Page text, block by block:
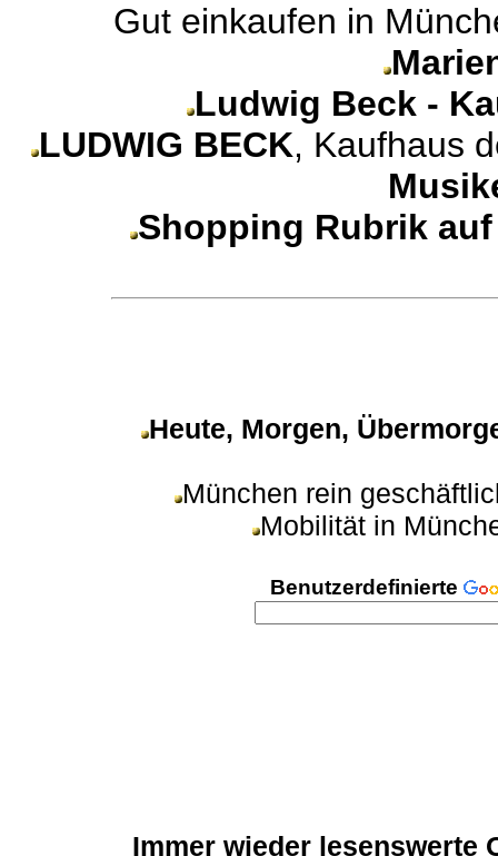
Gut einkaufen in
Ludwig Beck -
LUDWIG BECK, Kaufhaus
Shopping Rubrik
Heute, Morgen,
München rein
Mobilität in
Benutzerdefinierte
Immer wieder lesenswerte